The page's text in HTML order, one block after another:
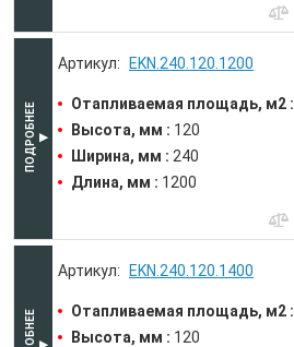
EKN.240.120.1200
Отапливаемая площадь, м2 :
Высота, мм : 120
Ширина, мм : 240
Длина, мм : 1200
EKN.240.120.1400
Отапливаемая площадь, м2 :
Высота, мм : 120